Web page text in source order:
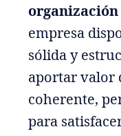
empresa
sólida y
aportar valor
coherente,
para